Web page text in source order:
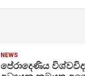
NEWS
පේරාදෙණිය